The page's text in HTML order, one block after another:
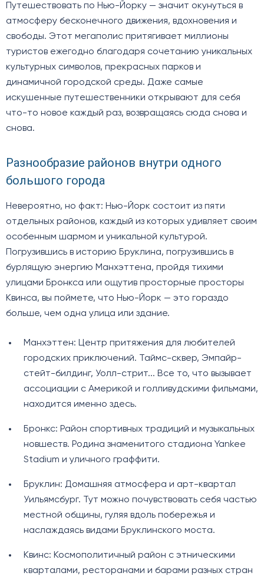
Путешествовать по Нью-Йорку — значит окунуться в
атмосферу бесконечного движения, вдохновения и
свободы. Этот мегаполис притягивает миллионы
туристов ежегодно благодаря сочетанию уникальных
культурных символов, прекрасных парков и
динамичной городской среды. Даже самые
искушенные путешественники открывают для себя
что-то новое каждый раз, возвращаясь сюда снова и
снова.
Разнообразие районов внутри одного
большого города
Невероятно, но факт: Нью-Йорк состоит из пяти
отдельных районов, каждый из которых удивляет своим
особенным шармом и уникальной культурой.
Погрузившись в историю Бруклина, погрузившись в
бурлящую энергию Манхэттена, пройдя тихими
улицами Бронкса или ощутив просторные просторы
Квинса, вы поймете, что Нью-Йорк — это гораздо
больше, чем одна улица или здание.
Манхэттен: Центр притяжения для любителей
городских приключений. Таймс-сквер, Эмпайр-
стейт-билдинг, Уолл-стрит... Все то, что вызывает
ассоциации с Америкой и голливудскими фильмами,
находится именно здесь.
Бронкс: Район спортивных традиций и музыкальных
новшеств. Родина знаменитого стадиона Yankee
Stadium и уличного граффити.
Бруклин: Домашняя атмосфера и арт-квартал
Уильямсбург. Тут можно почувствовать себя частью
местной общины, гуляя вдоль побережья и
наслаждаясь видами Бруклинского моста.
Квинс: Космополитичный район с этническими
кварталами, ресторанами и барами разных стран